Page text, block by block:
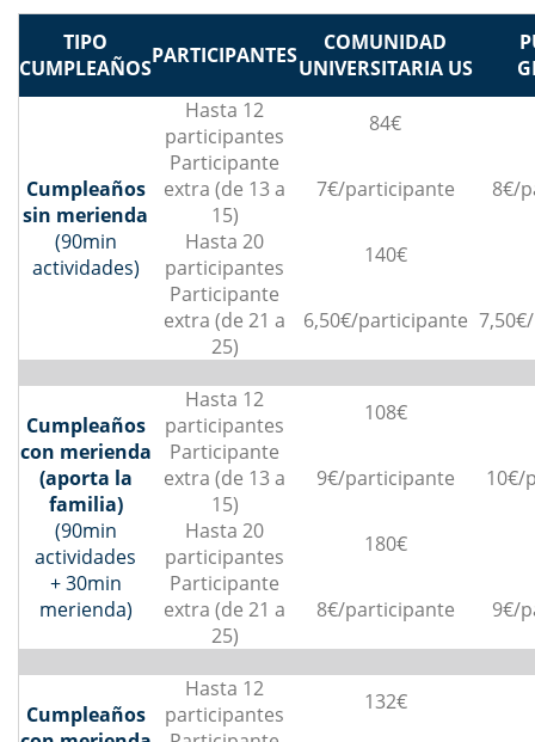
TIPO
CUMPLEAÑOSPARTICIPANTES
COMUNIDAD
UNIVERSITARIA US
Cumpleaños
sin merienda
(90min
actividades)
Hasta 12
participantes
84€
Participante
extra (de 13 a
15)
7€/participante
8€/
Hasta 20
participantes
140€
Participante
extra (de 21 a
25)
6,50€/participante
Cumpleaños
con merienda
(aporta la
familia)
(90min
actividades
+ 30min
merienda)
Hasta 12
participantes
108€
Participante
extra (de 13 a
15)
9€/participante
10€/
Hasta 20
participantes
180€
Participante
extra (de 21 a
25)
8€/participante 9€/
Cumpleaños
Hasta 12
participantes
132€